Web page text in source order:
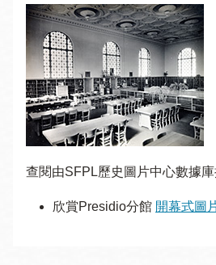
查閱由SFPL歷史圖片中心數據
欣賞Presidio分館 開幕式圖